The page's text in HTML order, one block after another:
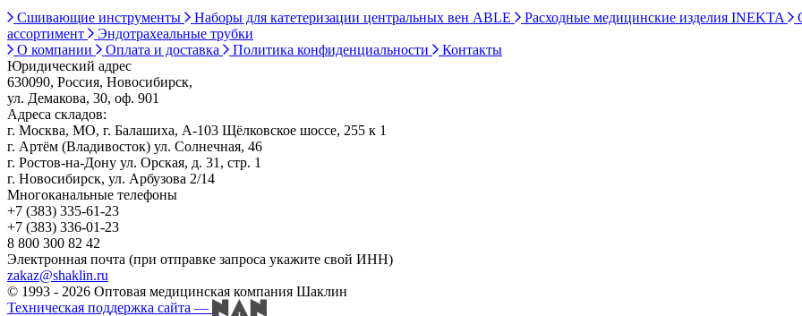
Сшивающие инструменты
Наборы для катетеризации центральных вен ABLE Расходные медицинские изделия INEKTA
ассортимент
Эндотрахеальные трубки
О компании
Оплата и доставка Политика конфиденциальности
Контакты
Юридический адрес
630090, Россия, Новосибирск,
ул. Демакова, 30, оф. 901
Адреса складов:
г. Москва, МО, г. Балашиха, А-103 Щёлковское шоссе, 255 к 1
г. Артём (Владивосток) ул. Солнечная, 46
г. Ростов-на-Дону ул. Орская, д. 31, стр. 1
г. Новосибирск, ул. Арбузова 2/14
Многоканальные телефоны
+7 (383) 335-61-23
+7 (383) 336-01-23
8 800 300 82 42
Электронная почта (при отправке запроса укажите свой ИНН)
zakaz@shaklin.ru
© 1993 - 2026 Оптовая медицинская компания Шаклин
Техническая поддержка сайта —